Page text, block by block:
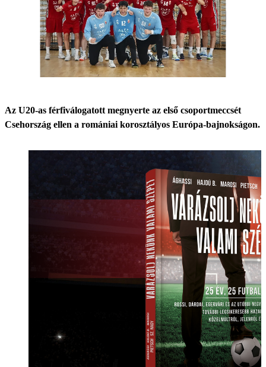
Az U20-as férfiválogatott megnyerte az első csoportmeccsét
Csehország ellen a romániai korosztályos Európa-bajnokságon.